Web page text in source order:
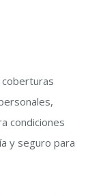
coberturas
condiciones
y seguro para